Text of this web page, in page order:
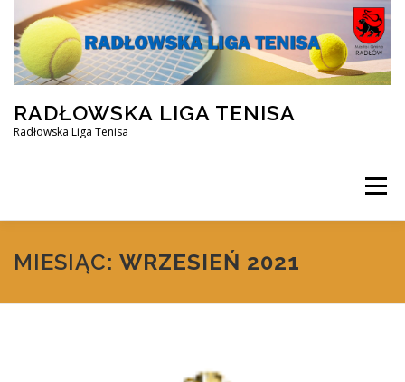
treści
RADŁOWSKA LIGA TENISA
Radłowska Liga Tenisa
Menu
STRONA GŁÓWNA SILVER ZIMA 2025/2026
MIESIĄC: WRZESIEŃ 2021